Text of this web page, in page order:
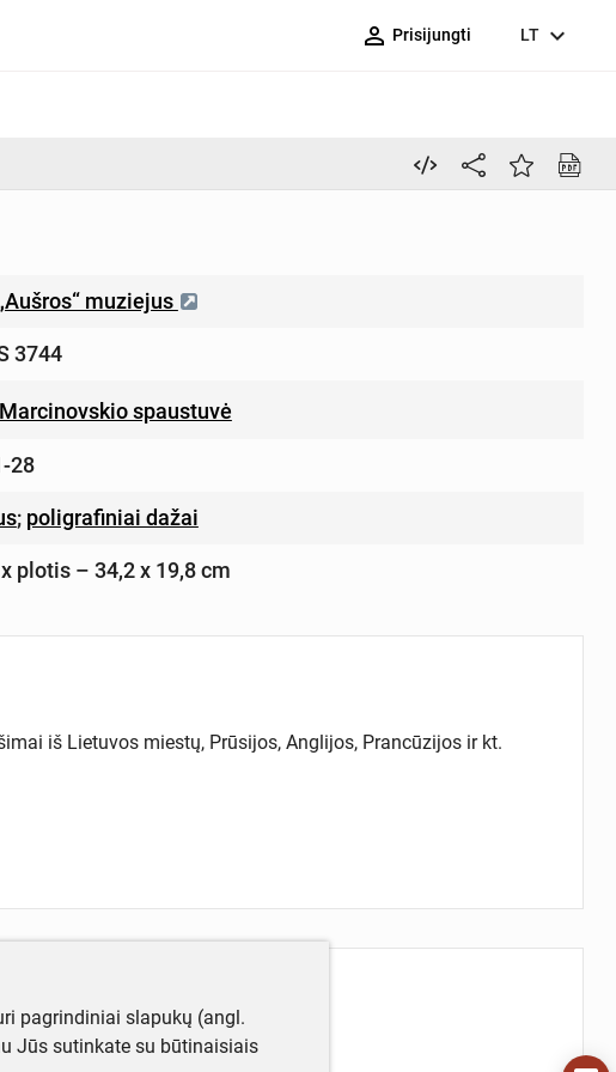
person_outline Prisijungti LT expand_more
muziejus
3744
spaustuvė
28
; poligrafiniai dažai
plotis – 34,2 x 19,8 cm
iš Lietuvos miestų, Prūsijos, Anglijos, Prancūzijos ir kt.
pagrindiniai slapukų (angl.
Jūs sutinkate su būtinaisiais